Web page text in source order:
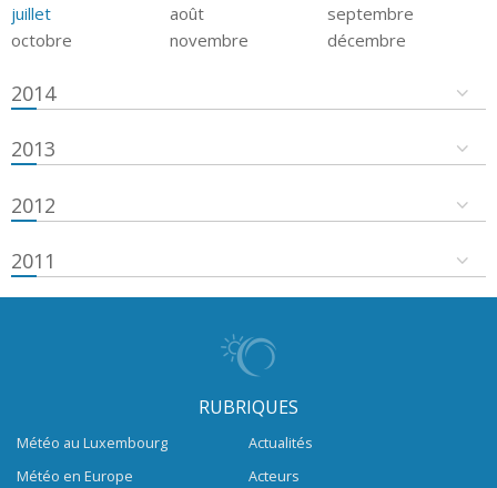
juillet
août
septembre
octobre
novembre décembre
2014
2013
2012
2011
RUBRIQUES
Météo au Luxembourg
Météo en Europe
Actualités
Acteurs